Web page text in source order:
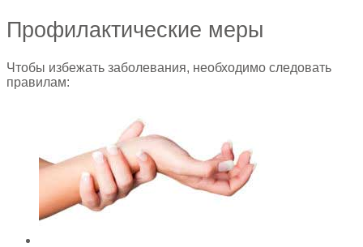
Профилактические меры
Чтобы избежать заболевания, необходимо следовать
правилам: